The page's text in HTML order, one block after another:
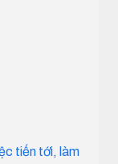
tiến tới, làm